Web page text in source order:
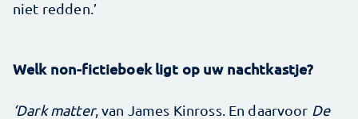
niet redden.’
Welk non-fictieboek ligt op uw nachtkastje?
‘Dark matter, van James Kinross. En daarvoor De